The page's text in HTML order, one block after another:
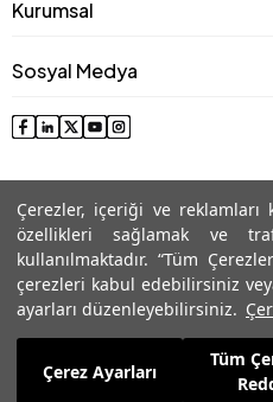
Çerezler, içeriği ve reklamları
özellikleri sağlamak ve
kullanılmaktadır. “Tüm
çerezleri kabul edebilirsiniz
ayarları düzenleyebilirsiniz.
Çerez Ayarları
Tüm
4.913,99TL
2.267,99
Kurumsal
Sosyal Medya
© 2025 Roman® Tüm Hakları